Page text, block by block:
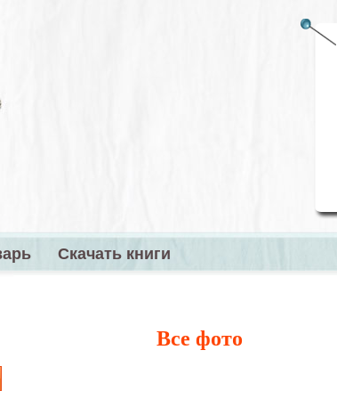
Скачать книги
Все фото